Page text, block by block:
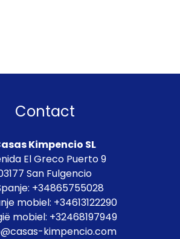
Contact
Kimpencio SL
El Greco Puerto 9
San Fulgencio
+34865755028
mobiel: +34613122290
mobiel: +32468197949
kimpencio.com